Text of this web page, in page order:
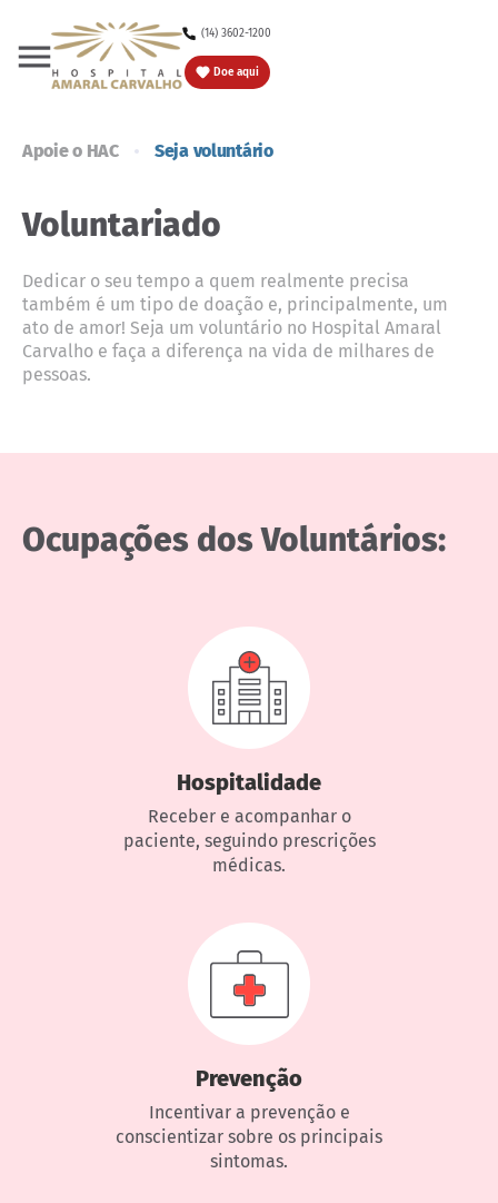
(14) 3602-1200
Doe aqui
Doe
Apoie o HAC Seja voluntário
Voluntariado
Dedicar o seu tempo a quem realmente precisa
também é um tipo de doação e, principalmente, um
ato de amor! Seja um voluntário no Hospital Amaral
Carvalho e faça a diferença na vida de milhares de
pessoas.
Ocupações dos Voluntários:
Hospitalidade
Receber e acompanhar o
paciente, seguindo prescrições
médicas.
Prevenção
Incentivar a prevenção e
conscientizar sobre os principais
sintomas.